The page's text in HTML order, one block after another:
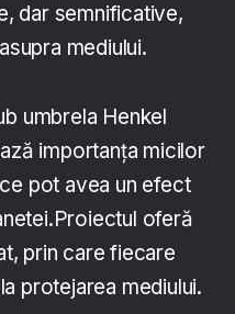
dar semnificative,
mediului.
umbrela Henkel
importanța micilor
pot avea un efect
oferă
prin care fiecare
protejarea mediului.